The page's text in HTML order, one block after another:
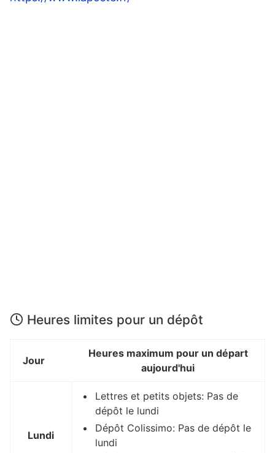
Heures limites pour un dépôt
Jour
Heures maximum pour un départ
aujourd'hui
Lundi
Lettres et petits objets: Pas de
dépôt le lundi
Dépôt Colissimo: Pas de dépôt le
lundi